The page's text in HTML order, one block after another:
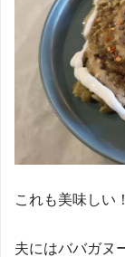
これも美味しい！
夫にはババガヌ